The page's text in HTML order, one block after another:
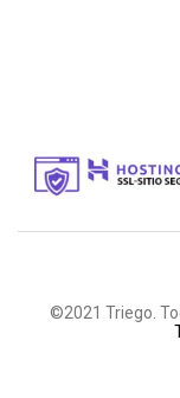
©2021 Triego.